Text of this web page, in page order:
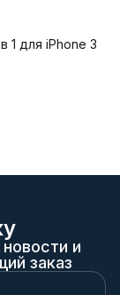
1 для iPhone 3
и
заказ